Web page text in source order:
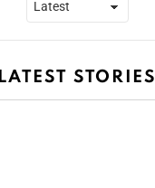
LATEST STORIES